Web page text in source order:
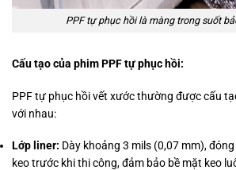
PPF tự phục hồi là màng trong suốt
Cấu tạo của phim PPF tự phục hồi:
PPF tự phục hồi vết xước thường được cấu
với nhau:
Lớp liner: Dày khoảng 3 mils (0,07 mm),
keo trước khi thi công, đảm bảo bề mặt keo